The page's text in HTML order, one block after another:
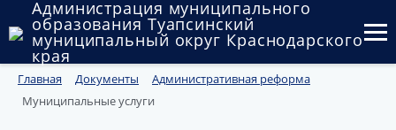
Администрация муниципального
образования Туапсинский
муниципальный округ Краснодарского
края
Округ
Главная Документы
Административная реформа
Муниципальные услуги